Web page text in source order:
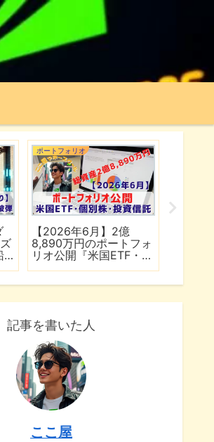
ポートフォリオ
【2026年6月】2億
8,890万円のポートフォ
リオ公開『米国ETF・個
記事を書いた人
ここ屋